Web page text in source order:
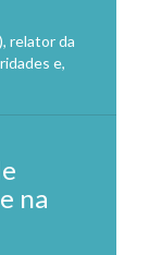
relator da
e,
na